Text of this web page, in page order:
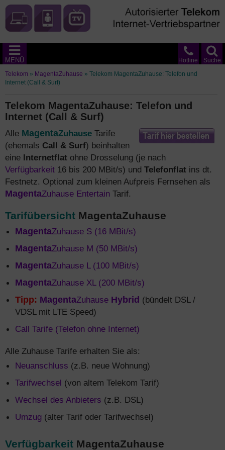
Suche
Hotline
MENÜ
Telekom » MagentaZuhause » Telekom MagentaZuhause: Telefon und
Internet (Call & Surf)
Telekom MagentaZuhause: Telefon und
Internet (Call & Surf)
Alle MagentaZuhause Tarife
(ehemals Call & Surf) beinhalten
eine Internetflat ohne Drosselung (je nach
Verfügbarkeit 16 bis 200 MBit/s) und Telefonflat ins dt.
Festnetz. Optional zum kleinen Aufpreis Fernsehen als
MagentaZuhause Entertain Tarif.
Tarifübersicht MagentaZuhause
MagentaZuhause S (16 MBit/s)
MagentaZuhause M (50 MBit/s)
MagentaZuhause L (100 MBit/s)
MagentaZuhause XL (200 MBit/s)
Tipp: MagentaZuhause Hybrid (bündelt DSL /
VDSL mit LTE Speed)
Call Tarife (Telefon ohne Internet)
Alle Zuhause Tarife erhalten Sie als:
Neuanschluss (z.B. neue Wohnung)
Tarifwechsel (von altem Telekom Tarif)
Wechsel des Anbieters (z.B. DSL)
Umzug (alter Tarif oder Tarifwechsel)
Verfügbarkeit MagentaZuhause